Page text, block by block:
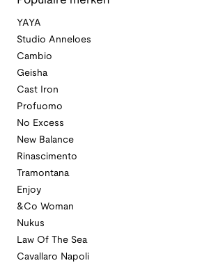
YAYA
Studio Anneloes
Cambio
Geisha
Cast Iron
Profuomo
No Excess
New Balance
Rinascimento
Tramontana
Enjoy
&Co Woman
Nukus
Law Of The Sea
Cavallaro Napoli